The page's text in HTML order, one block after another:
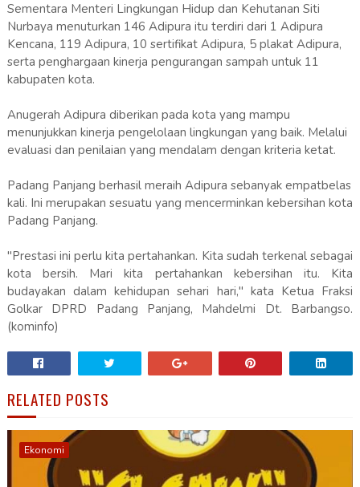
Sementara Menteri Lingkungan Hidup dan Kehutanan Siti
Nurbaya menuturkan 146 Adipura itu terdiri dari 1 Adipura
Kencana, 119 Adipura, 10 sertifikat Adipura, 5 plakat Adipura,
serta penghargaan kinerja pengurangan sampah untuk 11
kabupaten kota.
Anugerah Adipura diberikan pada kota yang mampu
menunjukkan kinerja pengelolaan lingkungan yang baik. Melalui
evaluasi dan penilaian yang mendalam dengan kriteria ketat.
Padang Panjang berhasil meraih Adipura sebanyak empatbelas
kali. Ini merupakan sesuatu yang mencerminkan kebersihan kota
Padang Panjang.
"Prestasi ini perlu kita pertahankan. Kita sudah terkenal sebagai
kota bersih. Mari kita pertahankan kebersihan itu. Kita
budayakan dalam kehidupan sehari hari," kata Ketua Fraksi
Golkar DPRD Padang Panjang, Mahdelmi Dt. Barbangso.
(kominfo)
RELATED POSTS
Ekonomi